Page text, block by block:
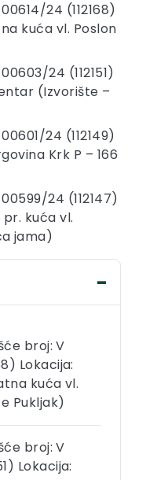
24 (112168)
kuća vl. Poslon
24 (112151)
(Izvorište –
24 (112149)
Krk P – 166
24 (112147)
kuća vl.
jama)
broj: V
Lokacija:
kuća vl.
Pukljak)
broj: V
Lokacija: